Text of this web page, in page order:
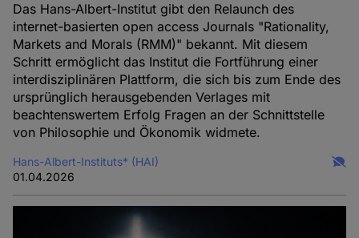
Das Hans-Albert-Institut gibt den Relaunch des
internet-basierten open access Journals "Rationality,
Markets and Morals (RMM)" bekannt. Mit diesem
Schritt ermöglicht das Institut die Fortführung einer
interdisziplinären Plattform, die sich bis zum Ende des
ursprünglich herausgebenden Verlages mit
beachtenswertem Erfolg Fragen an der Schnittstelle
von Philosophie und Ökonomik widmete.
Hans-Albert-Instituts* (HAI)
01.04.2026